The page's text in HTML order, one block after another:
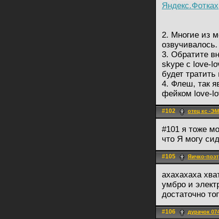
Яндекс.Фотках
2. Многие из
озвучивалось.
3. Обратите
skype с love-
будет
4. Флеш, так
фейком love-
#102 отец кс -
#101 я тоже
что Я могу
#105 Яичко-поэт
ахахахаха
умбро и
достаточно
#106 дурачок